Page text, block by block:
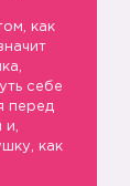
как
себе
перед
и,
как